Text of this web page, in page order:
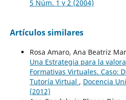
5 Núm. 1 y 2 (2004)
Artículos similares
Rosa Amaro, Ana Beatriz
Una Estrategia para la
Formativas Virtuales. Caso:
Tutoría Virtual , Docencia
(2012)